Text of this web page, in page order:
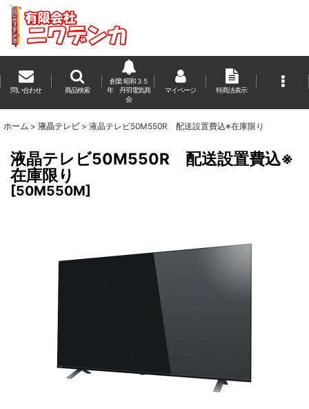
問い合わせ 商品検索
創業 昭和３５
年 丹羽電気商
会
マイページ 特商法表示
ホーム > 液晶テレビ > 液晶テレビ50M550R 配送設置費込※在庫限り
液晶テレビ50M550R 配送設置費込※
在庫限り
[50M550M]